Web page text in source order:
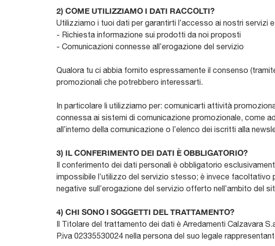
2) COME UTILIZZIAMO I DATI RACCOLTI?
Utilizziamo i tuoi dati per garantirti l’accesso ai nostri servizi
- Richiesta informazione sui prodotti da noi proposti
- Comunicazioni connesse all’erogazione del servizio
Qualora tu ci abbia fornito espressamente il consenso
promozionali che potrebbero interessarti.
In particolare li utilizziamo per: comunicarti attività
connessa ai sistemi di comunicazione promozionale, come
all’interno della comunicazione o l’elenco dei iscritti alla
3) IL CONFERIMENTO DEI DATI È OBBLIGATORIO?
Il conferimento dei dati personali è obbligatorio
impossibile l’utilizzo del servizio stesso; è invece facoltativo
negative sull’erogazione del servizio offerto nell’ambito del
4) CHI SONO I SOGGETTI DEL TRATTAMENTO?
Il Titolare del trattamento dei dati è Arredamenti Calzavara
P.iva 02335530024 nella persona del suo legale